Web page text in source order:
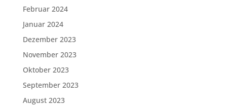
Februar 2024
Januar 2024
Dezember 2023
November 2023
Oktober 2023
September 2023
August 2023